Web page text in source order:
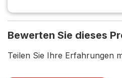
Bewerten Sie dieses
Teilen Sie Ihre Erfahrungen